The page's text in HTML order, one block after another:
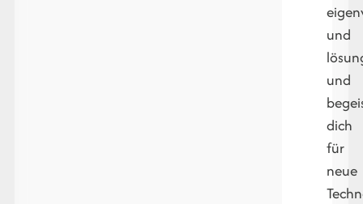
und
und
dich
für
neue